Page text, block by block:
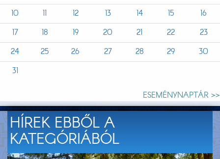
10
11 12 13 14 15
16
17
18 19 20 21 22
23
24
25 26 27 28 29
30
31
ESEMÉNYNAPTÁR >>
HÍREK EBBŐL A
KATEGÓRIÁBÓL